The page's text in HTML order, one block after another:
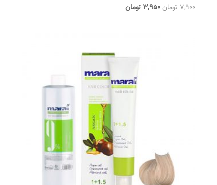
7,900تومانقیمت
3,950 تومانقیمت